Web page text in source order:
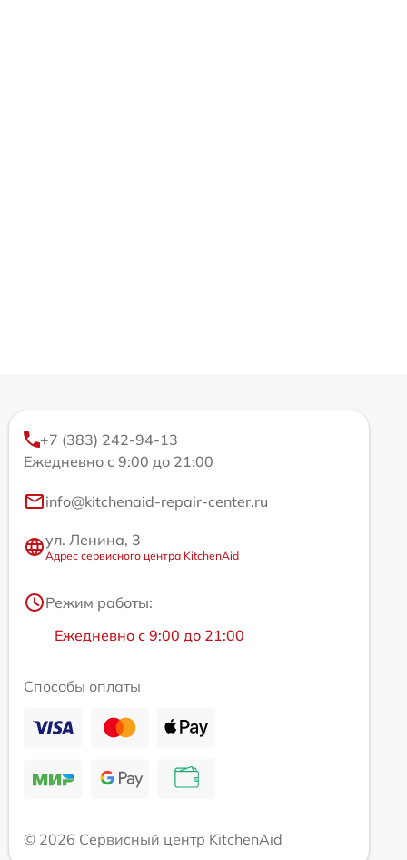
+7 (383) 242-94-13
Ежедневно с 9:00 до 21:00
info@kitchenaid-repair-center.ru
ул. Ленина, 3
Адрес сервисного центра KitchenAid
Режим работы:
Ежедневно с 9:00 до 21:00
Способы оплаты
© 2026 Сервисный центр KitchenAid